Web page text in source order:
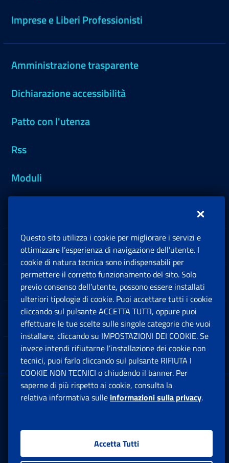
Imprese e Liberi Professionisti
Amministrazione trasparente
Dichiarazione accessibilità
Patto con l'utenza
Rss
Moduli
Sedi e Contatti
Software
Note Legali
App mobile
Sede Legale : Via Ciro il Grande, 21
00144 Roma
Questo sito utilizza i cookie per migliorare i servizi e
ottimizzare l’esperienza di navigazione dell’utente. I
cookie di natura tecnica sono indispensabili per
permettere il corretto funzionamento del sito. Solo
previo consenso dell’utente, possono essere installati
ulteriori tipologie di cookie. Puoi accettare tutti i cookie
cliccando sul pulsante ACCETTA TUTTI, oppure puoi
effettuare le tue scelte sulle singole categorie che vuoi
installare, cliccando su IMPOSTAZIONI DEI COOKIE. Se
invece intendi rifiutarne l’installazione dei cookie non
tecnici, puoi farlo cliccando sul pulsante RIFIUTA I
COOKIE NON TECNICI o chiudendo il banner. Per
saperne di più rispetto ai cookie, consulta la
relativa informativa sulle informazioni sulla privacy.
Accetta Tutti